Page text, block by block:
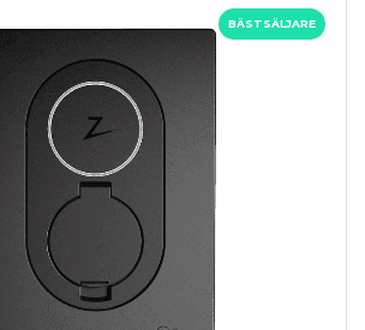
BÄSTSÄLJARE